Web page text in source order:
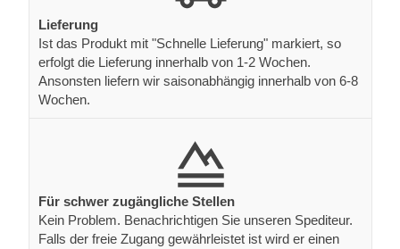
Lieferung
Ist das Produkt mit "Schnelle Lieferung" markiert, so
erfolgt die Lieferung innerhalb von 1-2 Wochen.
Ansonsten liefern wir saisonabhängig innerhalb von 6-8
Wochen.
Für schwer zugängliche Stellen
Kein Problem. Benachrichtigen Sie unseren Spediteur.
Falls der freie Zugang gewährleistet ist wird er einen